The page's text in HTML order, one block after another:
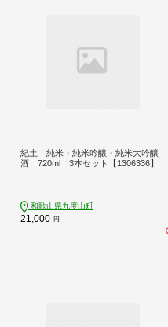
紀土 純米・純米吟醸・純米大吟醸
酒 720ml 3本セット【1306336】
和歌山県九度山町
21,000 円